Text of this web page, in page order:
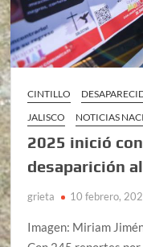
CINTILLO
JALISCO
NOTICIAS
2025 inició
desaparición
grieta 10 febrero,
Imagen: Miriam